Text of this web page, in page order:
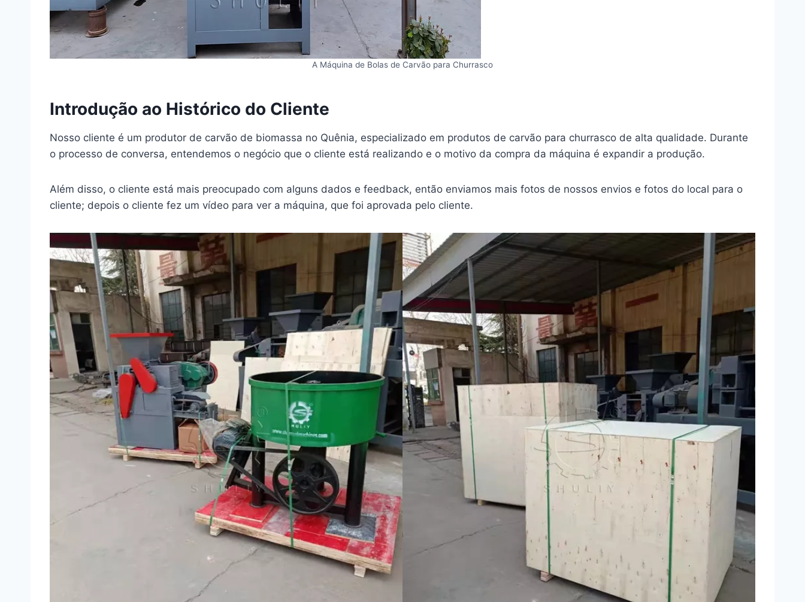
A Máquina de Bolas de Carvão para Churrasco
Introdução ao Histórico do Cliente
Nosso cliente é um produtor de carvão de biomassa no Quênia, especializado em produtos de carvão para churrasco de alta qualidade. Durante
o processo de conversa, entendemos o negócio que o cliente está realizando e o motivo da compra da máquina é expandir a produção.
Além disso, o cliente está mais preocupado com alguns dados e feedback, então enviamos mais fotos de nossos envios e fotos do local para o
cliente; depois o cliente fez um vídeo para ver a máquina, que foi aprovada pelo cliente.